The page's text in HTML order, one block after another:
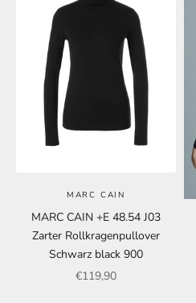
MARC CAIN
MARC CAIN +E 48.54 J03
Zarter Rollkragenpullover
Schwarz black 900
Angebot
€119,90